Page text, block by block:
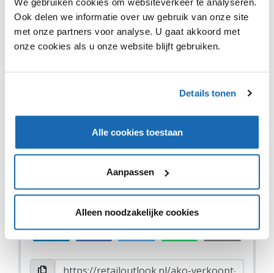
Ook delen we informatie over uw gebruik van onze site
met onze partners voor analyse. U gaat akkoord met
onze cookies als u onze website blijft gebruiken.
Details tonen
Alle cookies toestaan
Aanpassen
Alleen noodzakelijke cookies
retailer in de wereld die zo’n kaart aanbiedt. Klanten
kunnen op de kaart een waarde tussen 10 en 150 euro
zetten. De ontvanger kan vervolgens een account
aanmaken bij bit4coin, de Nederlandse bedenker van de
euro’s om onverwachte waardeschommelingen te